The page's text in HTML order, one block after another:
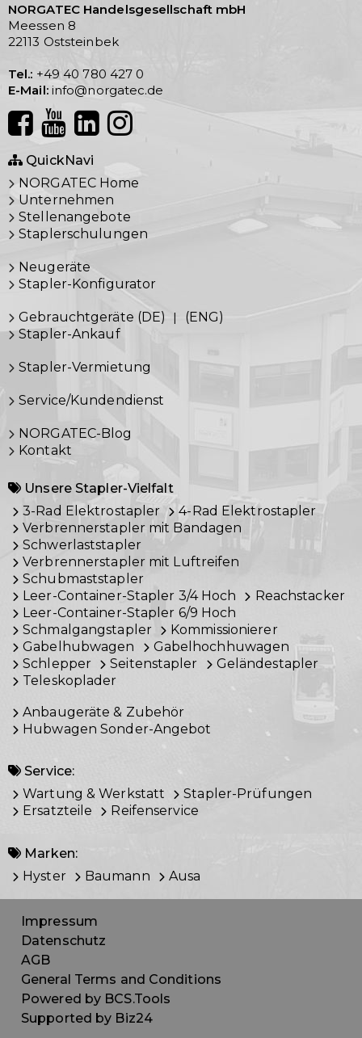
NORGATEC Handelsgesellschaft mbH
Meessen 8
22113 Oststeinbek
Tel.: +49 40 780 427 0
E-Mail: info@norgatec.de
QuickNavi
NORGATEC Home
Unternehmen
Stellenangebote
Staplerschulungen
Neugeräte
Stapler-Konfigurator
Gebrauchtgeräte (DE) |
(ENG)
Stapler-Ankauf
Stapler-Vermietung
Service/Kundendienst
NORGATEC-Blog
Kontakt
Unsere Stapler-Vielfalt
3-Rad Elektrostapler
4-Rad Elektrostapler
Verbrennerstapler mit Bandagen
Schwerlaststapler
Verbrennerstapler mit Luftreifen
Schubmaststapler
Leer-Container-Stapler 3/4 Hoch
Reachstacker
Leer-Container-Stapler 6/9 Hoch
Schmalgangstapler
Kommissionierer
Gabelhubwagen
Gabelhochhuwagen
Schlepper
Seitenstapler
Geländestapler
Teleskoplader
Anbaugeräte & Zubehör
Hubwagen Sonder-Angebot
Service:
Wartung & Werkstatt
Stapler-Prüfungen
Ersatzteile
Reifenservice
Marken:
Hyster
Baumann Ausa
Impressum
Datenschutz
AGB
General Terms and Conditions
Powered by BCS.Tools
Supported by Biz24